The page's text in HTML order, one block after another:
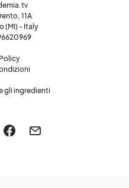
11A
(MI) - Italy
gli ingredienti